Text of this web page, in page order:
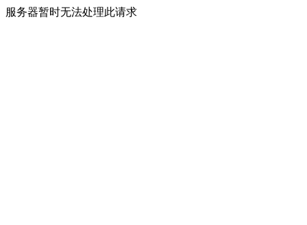
服务器暂时无法处理此请求